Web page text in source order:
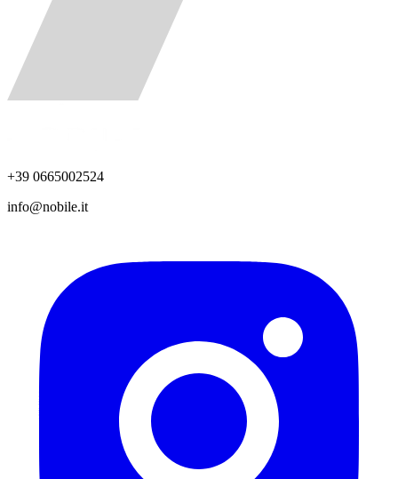
+39 0665002524
info@nobile.it